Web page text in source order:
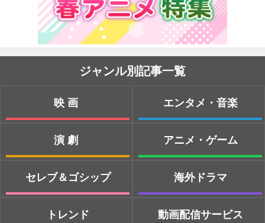
ジャンル別記事一覧
映画
演劇
セレブ＆ゴシップ
トレンド
エンタメ・音楽
アニメ・ゲーム
海外ドラマ
動画配信サービス